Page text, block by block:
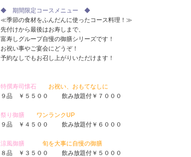
◆ 期間限定コースメニュー ◆
≪季節の食材をふんだんに使ったコース料理！≫
先付けから最後はお寿しまで、
富寿しグループ自慢の御膳シリーズです！
お祝い事やご宴会にどうぞ！
予約なしでもお召し上がりいただけます！
特撰寿司懐石 お祝い、おもてなしに
９品 ￥５５００ 飲み放題付￥７０００
祭り御膳 ワンランクUP
９品 ￥４５００ 飲み放題付￥６０００
涼風御膳 旬を大事に自慢の御膳
８品 ￥３５００ 飲み放題付￥５０００